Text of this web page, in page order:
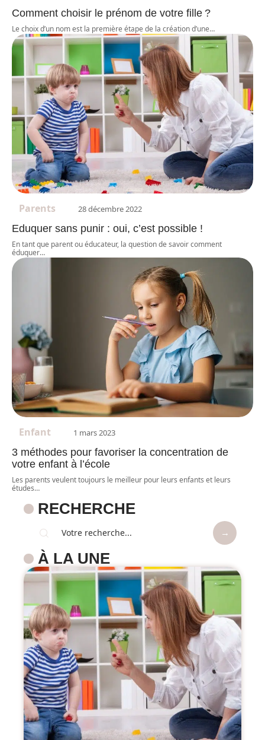
Comment choisir le prénom de votre fille ?
Le choix d’un nom est la première étape de la création d’une…
Parents 28 décembre 2022
Eduquer sans punir : oui, c’est possible !
En tant que parent ou éducateur, la question de savoir comment
éduquer…
Enfant 1 mars 2023
3 méthodes pour favoriser la concentration de
votre enfant à l’école
Les parents veulent toujours le meilleur pour leurs enfants et leurs
études…
RECHERCHE
À LA UNE